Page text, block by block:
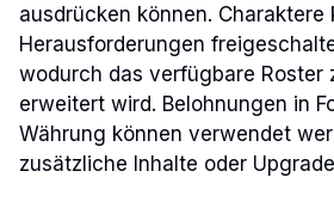
ausdrücken können. Charaktere
Herausforderungen
wodurch das verfügbare Roster
erweitert wird. Belohnungen in
Währung können verwendet
zusätzliche Inhalte oder